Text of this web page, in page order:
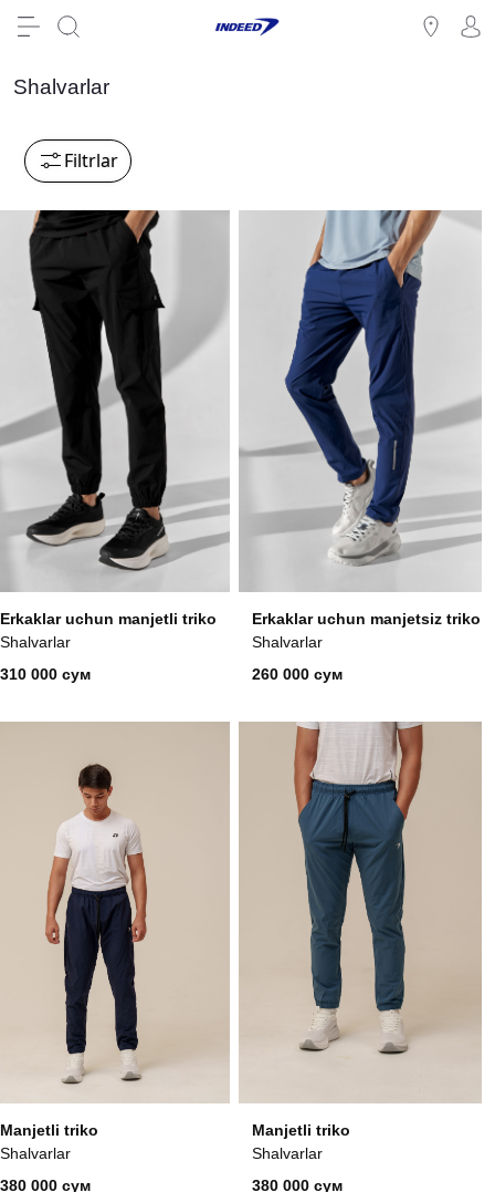
Shalvarlar
Filtrlar
Erkaklar uchun manjetli triko
Shalvarlar
310 000 сум
Erkaklar uchun manjetsiz triko
Shalvarlar
260 000 сум
Manjetli triko
Shalvarlar
380 000 сум
Manjetli triko
Shalvarlar
380 000 сум